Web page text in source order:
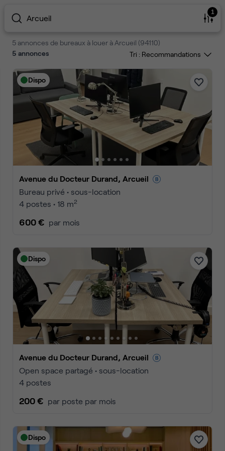
Arcueil
1
5 annonces de bureaux à louer à Arcueil (94110)
5 annonces Tri :
Dispo
Avenue du Docteur Durand, Arcueil
Bureau privé • sous-location
4 postes • 18 m2
600 € par mois
Dispo
Avenue du Docteur Durand, Arcueil
Open space partagé • sous-location
4 postes
200 € par poste par mois
Dispo